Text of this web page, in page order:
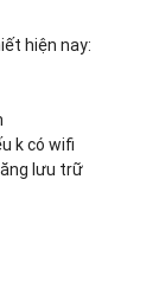
hiện nay:
k có wifi
lưu trữ